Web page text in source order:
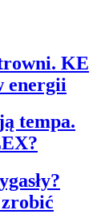
KE
energii
tempa.